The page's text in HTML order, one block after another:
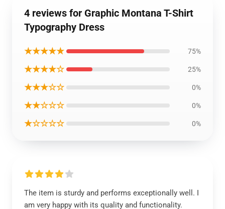
4 reviews for Graphic Montana T-Shirt
Typography Dress
★★★★★ 75%
★★★★☆ 25%
★★★☆☆ 0%
★★☆☆☆ 0%
★☆☆☆☆ 0%
The item is sturdy and performs exceptionally well. I
am very happy with its quality and functionality.